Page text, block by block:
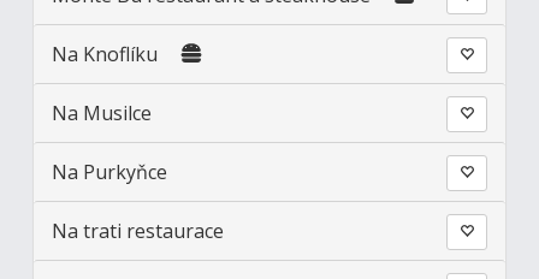
Na Knoflíku
Na Musilce
Na Purkyňce
Na trati restaurace